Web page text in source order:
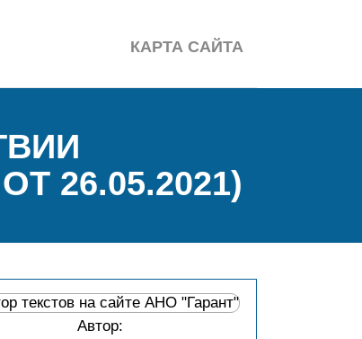
КАРТА САЙТА
26.05.2021)
Автор: